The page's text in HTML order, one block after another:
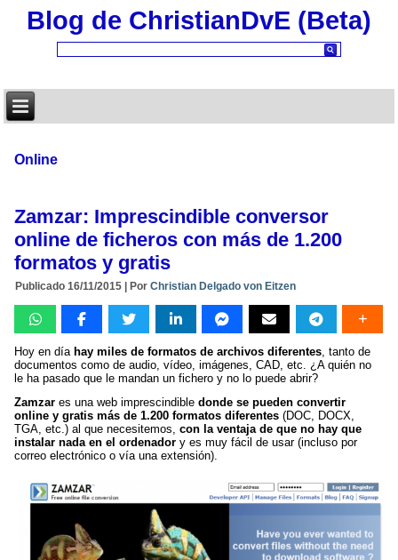
Blog de ChristianDvE (Beta)
Online
Zamzar: Imprescindible conversor
online de ficheros con más de 1.200
formatos y gratis
Publicado 16/11/2015 Por Christian Delgado von Eitzen
Hoy en díahay miles de formatos de archivos diferentes, tanto de
documentos como de audio, vídeo, imágenes, CAD, etc. ¿A quién no
le ha pasado que le mandan un fichero y no lo puede abrir?
Zamzar es una web imprescindibledonde se pueden convertir
online y gratis más de 1.200 formatos diferentes (DOC, DOCX,
TGA, etc.) al que necesitemos,con la ventaja de que no hay que
instalar nada en el ordenador y es muy fácil de usar (incluso por
correo electrónico o vía una extensión).